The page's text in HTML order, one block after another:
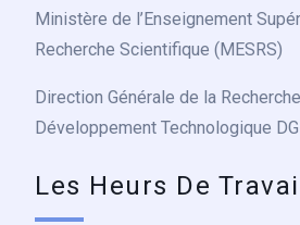
Ministère de l’Enseignement
Recherche Scientifique (MESRS)
Direction Générale de la
Développement Technologique
Les Heurs De